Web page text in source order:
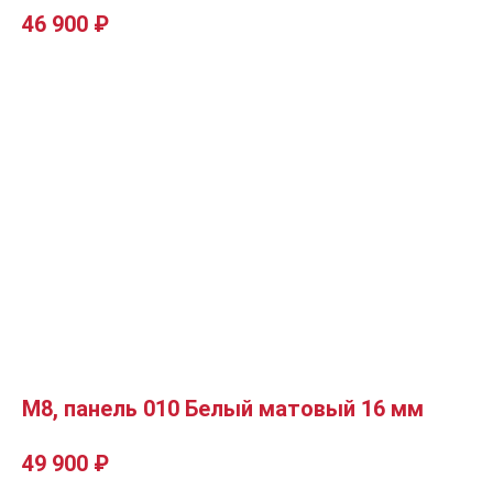
46 900 ₽
М8, панель 010 Белый матовый 16 мм
49 900 ₽